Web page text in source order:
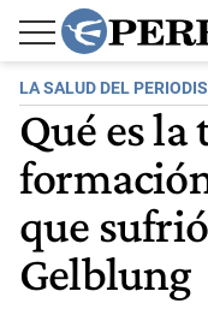
LA SALUD DEL
Qué es
que
Gelblung